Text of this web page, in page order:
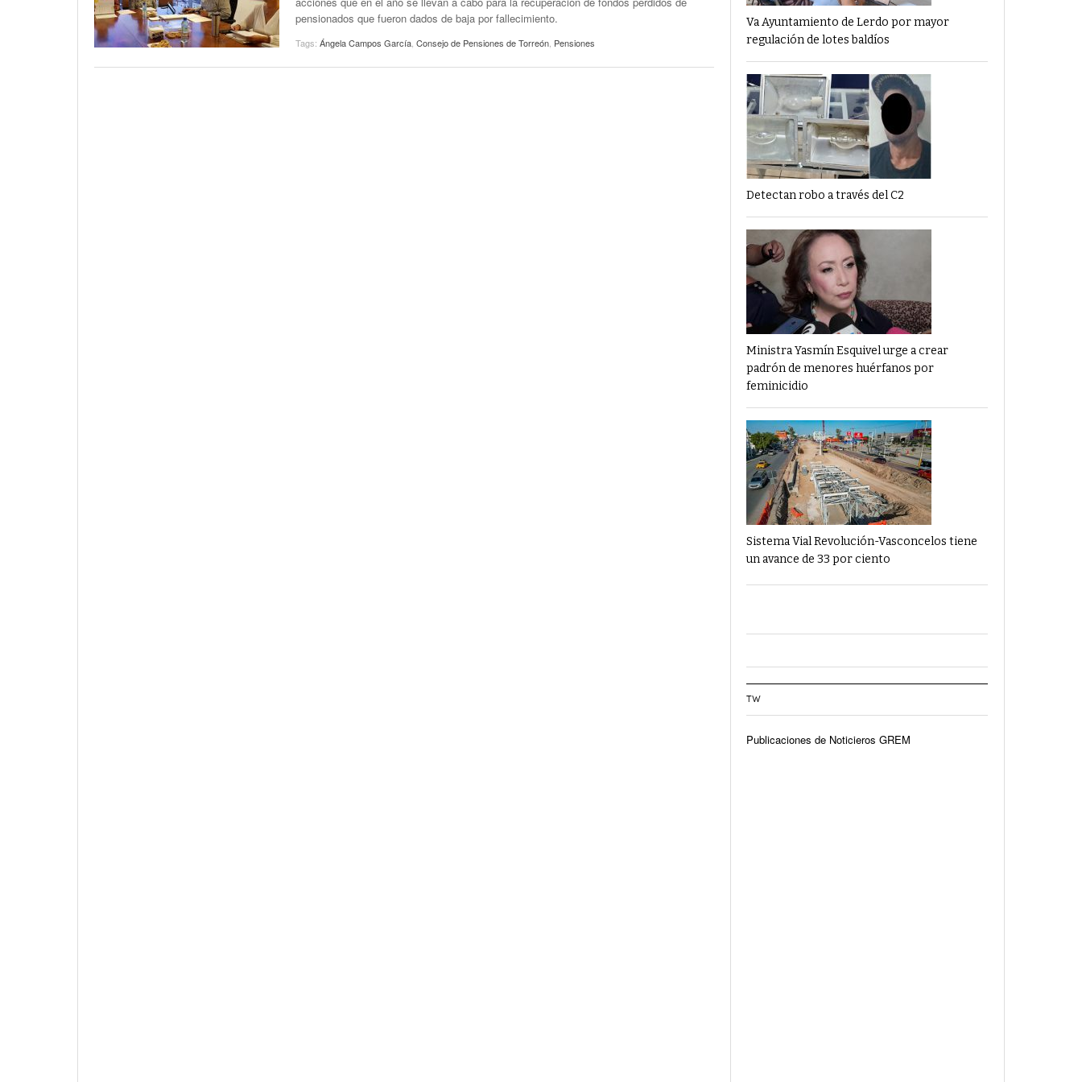
pensionados que fueron dados de baja por fallecimiento.
Tags: Ángela Campos García Consejo de Pensiones de Torreón Pensiones
Va Ayuntamiento de Lerdo por mayor
regulación de lotes baldíos
Detectan robo a través del C2
Ministra Yasmín Esquivel urge a crear
padrón de menores huérfanos por
feminicidio
Sistema Vial Revolución-Vasconcelos tiene
un avance de 33 por ciento
TW
Publicaciones de Noticieros GREM